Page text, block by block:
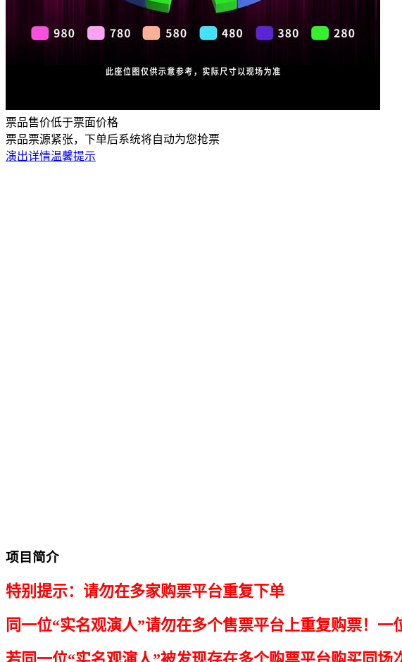
票品售价低于票面价格
票品票源紧张，下单后系统将自动为您抢票
演出详情温馨提示
项目简介
特别提示：请勿在多家购票平台重复下单
同一位“实名观演人”请勿在多个售票平台上重复购票！一